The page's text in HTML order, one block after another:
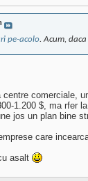
pe-acolo. Acum,
comerciale,
1.200 $, ma
jos un plan bine
care
asalt